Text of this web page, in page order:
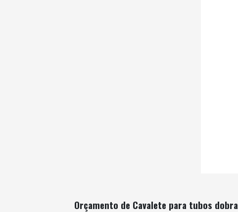
Orçamento de Cavalete para tubos